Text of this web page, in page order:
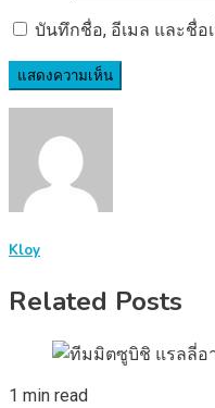
บันทึกชื่อ, อีเมล และชื่อ
Kloy
Related Posts
1 min read